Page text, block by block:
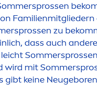
Familienmitgliedern
zu bekom
dass auch
wird mit
gibt keine